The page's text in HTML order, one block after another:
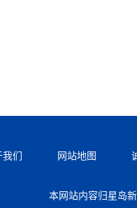
我们 网站地图
本网站内容归星岛